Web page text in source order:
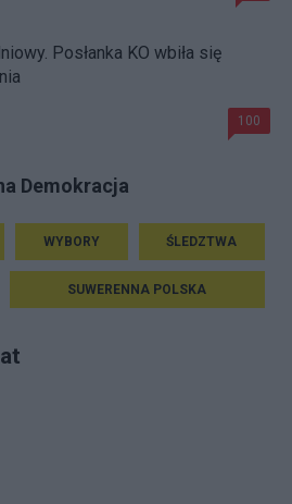
Posłanka KO wbiła się
100
Demokracja
WYBORY ŚLEDZTWA
SUWERENNA POLSKA